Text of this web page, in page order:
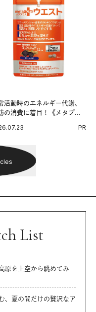
活動時のエネルギー代謝、
の消費に着目！《メタプラ
。
PR
List
原を上空から眺めてみ
、夏の間だけの贅沢なア